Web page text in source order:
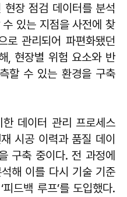
장 점검 데이터를 분석
있는 지점을 사전에 찾
로 관리되어 파편화됐던
, 현장별 위험 요소와 반
할 수 있는 환경을 구축
데이터 관리 프로세스
시공 이력과 품질 데이
구축 중이다. 전 과정에
해 이를 다시 기술 기준
드백 루프’를 도입했다.